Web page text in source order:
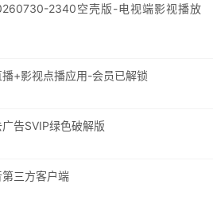
2340空壳版-电视端影视播放
+影视点播应用-会员已解锁
告SVIP绿色破解版
三方客户端